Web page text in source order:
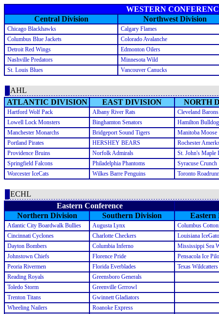
WESTERN
Central Division
Northwest Division
Chicago Blackhawks
Calgary Flames
Columbus Blue Jackets
Colorado Avalanche
Detroit Red Wings
Edmonton Oilers
Nashville Predators
Minnesota Wild
St. Louis Blues
Vancouver Canucks
AHL
ATLANTIC DIVISION
EAST DIVISION NORTH
Hartford Wolf Pack Albany River Rats
Cleveland Barons
Lowell Lock Monsters
Binghamton Senators
Hamilton
Manchester Monarchs
Bridgeport Sound Tigers
Manitoba Moose
Portland Pirates
HERSHEY BEARS
Rochester
Providence Bruins
Norfolk Admirals
St. John's Maple
Springfield Falcons
Philadelphia Phantoms
Syracuse Crunch
Worcester IceCats
Wilkes Barre Penguins Toronto
ECHL
Eastern Conference
Northern Division
Southern Division Eastern
Atlantic City Boardwalk Bullies Augusta Lynx
Columbus
Cincinnati Cyclones
Charlotte Checkers
Louisiana
Dayton Bombers
Columbia Inferno
Mississippi Sea
Johnstown Chiefs
Florence Pride
Pensacola Ice
Peoria Rivermen
Florida Everblades
Texas Wildcatters
Reading Royals
Greensboro Generals
Toledo Storm
Greenville Grrrowl
Trenton Titans
Gwinnett Gladiators
Wheeling Nailers
Roanoke Express